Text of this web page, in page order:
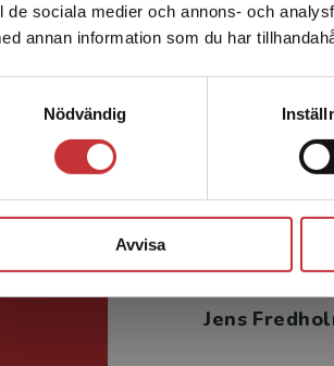
de sociala medier och annons- och
annan information som du har
Nödvändig
Avvisa
Sverige. För
analys.
Jens